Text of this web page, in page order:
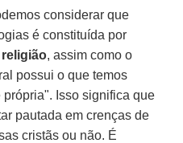
considerar que
é constituída por
, assim como o
possui o que temos
Isso significa que
pautada em crenças de
cristãs ou não. É